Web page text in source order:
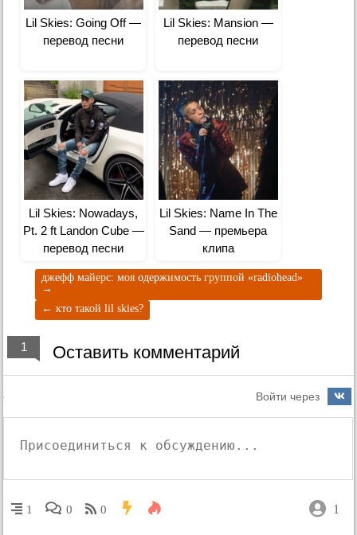
Lil Skies: Going Off —
перевод песни
Lil Skies: Mansion —
перевод песни
Lil Skies: Nowadays,
Pt. 2 ft Landon Cube —
перевод песни
Lil Skies: Name In The
Sand — премьера
клипа
джефф майерс: моя одержимость группой «radiohead»
→
← кто такой lil skies?
1 Оставить комментарий
Войти через
1 0 0 1